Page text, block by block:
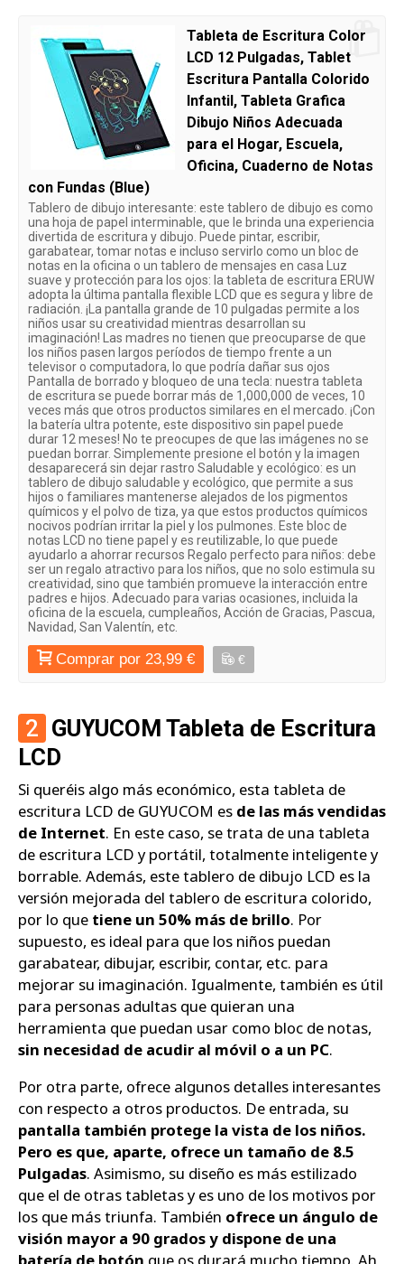
Tableta de Escritura Color
LCD 12 Pulgadas, Tablet
Escritura Pantalla Colorido
Infantil, Tableta Grafica
Dibujo Niños Adecuada
para el Hogar, Escuela,
Oficina, Cuaderno de Notas
con Fundas (Blue)
Tablero de dibujo interesante: este tablero de dibujo es como
una hoja de papel interminable, que le brinda una experiencia
divertida de escritura y dibujo. Puede pintar, escribir,
garabatear, tomar notas e incluso servirlo como un bloc de
notas en la oficina o un tablero de mensajes en casa Luz
suave y protección para los ojos: la tableta de escritura ERUW
adopta la última pantalla flexible LCD que es segura y libre de
radiación. ¡La pantalla grande de 10 pulgadas permite a los
niños usar su creatividad mientras desarrollan su
imaginación! Las madres no tienen que preocuparse de que
los niños pasen largos períodos de tiempo frente a un
televisor o computadora, lo que podría dañar sus ojos
Pantalla de borrado y bloqueo de una tecla: nuestra tableta
de escritura se puede borrar más de 1,000,000 de veces, 10
veces más que otros productos similares en el mercado. ¡Con
la batería ultra potente, este dispositivo sin papel puede
durar 12 meses! No te preocupes de que las imágenes no se
puedan borrar. Simplemente presione el botón y la imagen
desaparecerá sin dejar rastro Saludable y ecológico: es un
tablero de dibujo saludable y ecológico, que permite a sus
hijos o familiares mantenerse alejados de los pigmentos
químicos y el polvo de tiza, ya que estos productos químicos
nocivos podrían irritar la piel y los pulmones. Este bloc de
notas LCD no tiene papel y es reutilizable, lo que puede
ayudarlo a ahorrar recursos Regalo perfecto para niños: debe
ser un regalo atractivo para los niños, que no solo estimula su
creatividad, sino que también promueve la interacción entre
padres e hijos. Adecuado para varias ocasiones, incluida la
oficina de la escuela, cumpleaños, Acción de Gracias, Pascua,
Navidad, San Valentín, etc.
Comprar por 23,99 € €
2 GUYUCOM Tableta de Escritura
LCD
Si queréis algo más económico, esta tableta de
escritura LCD de GUYUCOM es de las más vendidas
de Internet. En este caso, se trata de una tableta
de escritura LCD y portátil, totalmente inteligente y
borrable. Además, este tablero de dibujo LCD es la
versión mejorada del tablero de escritura colorido,
por lo que tiene un 50% más de brillo. Por
supuesto, es ideal para que los niños puedan
garabatear, dibujar, escribir, contar, etc. para
mejorar su imaginación. Igualmente, también es útil
para personas adultas que quieran una
herramienta que puedan usar como bloc de notas,
sin necesidad de acudir al móvil o a un PC.
Por otra parte, ofrece algunos detalles interesantes
con respecto a otros productos. De entrada, su
pantalla también protege la vista de los niños.
Pero es que, aparte, ofrece un tamaño de 8.5
Pulgadas. Asimismo, su diseño es más estilizado
que el de otras tabletas y es uno de los motivos por
los que más triunfa. También ofrece un ángulo de
visión mayor a 90 grados y dispone de una
batería de botón que os durará mucho tiempo. Ah,